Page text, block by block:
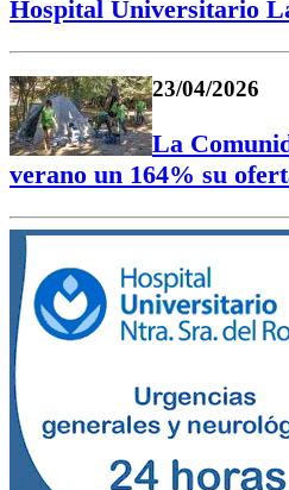
Hospital Universitario
23/04/2026
La
verano un 164% su